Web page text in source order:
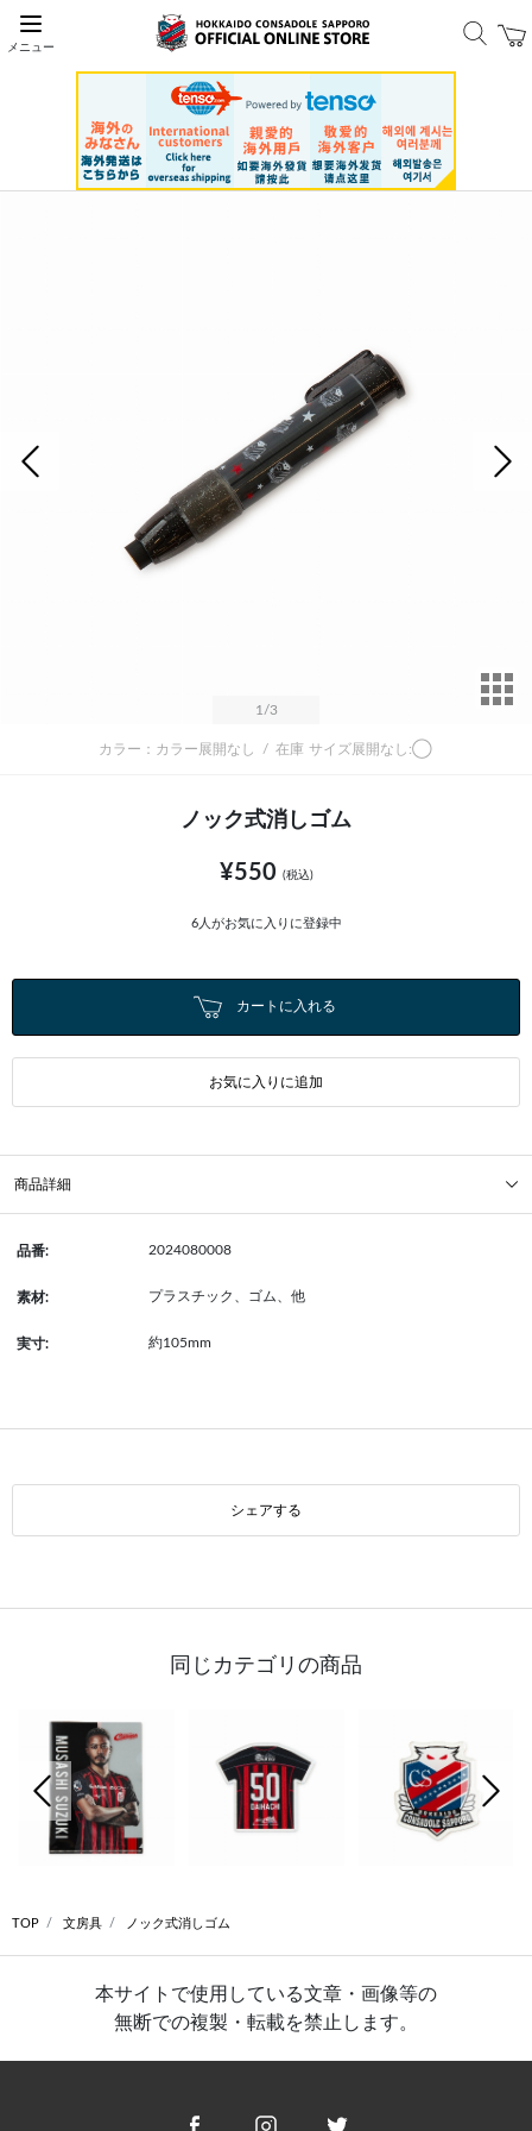
メニュー
前の画像
1 /3
カラー：カラー展開なし / 在庫 サイズ展開なし:◯
ノック式消しゴム
¥550 (税込)
6人がお気に入りに登録中
カートに入れる
お気に入りに追加
商品詳細
品番: 2024080008
素材: プラスチック、ゴム、他
実寸: 約105mm
シェアする
同じカテゴリの商品
前の画像
TOP 文房具 ノック式消しゴム
本サイトで使用している文章・画像等の
無断での複製・転載を禁止します。